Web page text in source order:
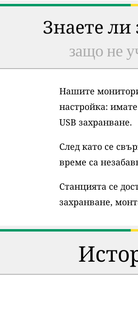
Знаете ли
защо не
Нашите
настройка:
USB захранване.
След като се
време са
Станцията се
захранване,